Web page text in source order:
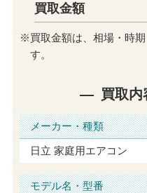
買取金額
※買取金額は、相場・時
す。
買取
メーカー・種類
日立 家庭用エアコン
モデル名・型番